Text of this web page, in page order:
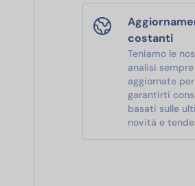
costanti
Teniamo le
analisi sempre
aggiornate per
garantirti
basati sulle
novità e